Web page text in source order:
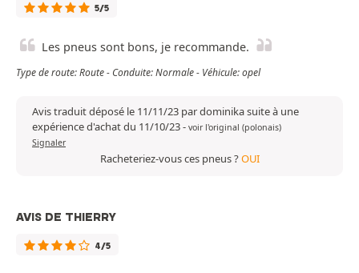
5/5
Les pneus sont bons, je recommande.
Type de route: Route - Conduite: Normale - Véhicule: opel
Avis traduit déposé le 11/11/23 par dominika suite à une
expérience d'achat du 11/10/23- voir l'original (polonais)
Signaler
Racheteriez-vous ces pneus ?OUI
AVIS DE THIERRY
4/5